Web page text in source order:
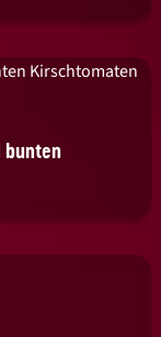
bunten